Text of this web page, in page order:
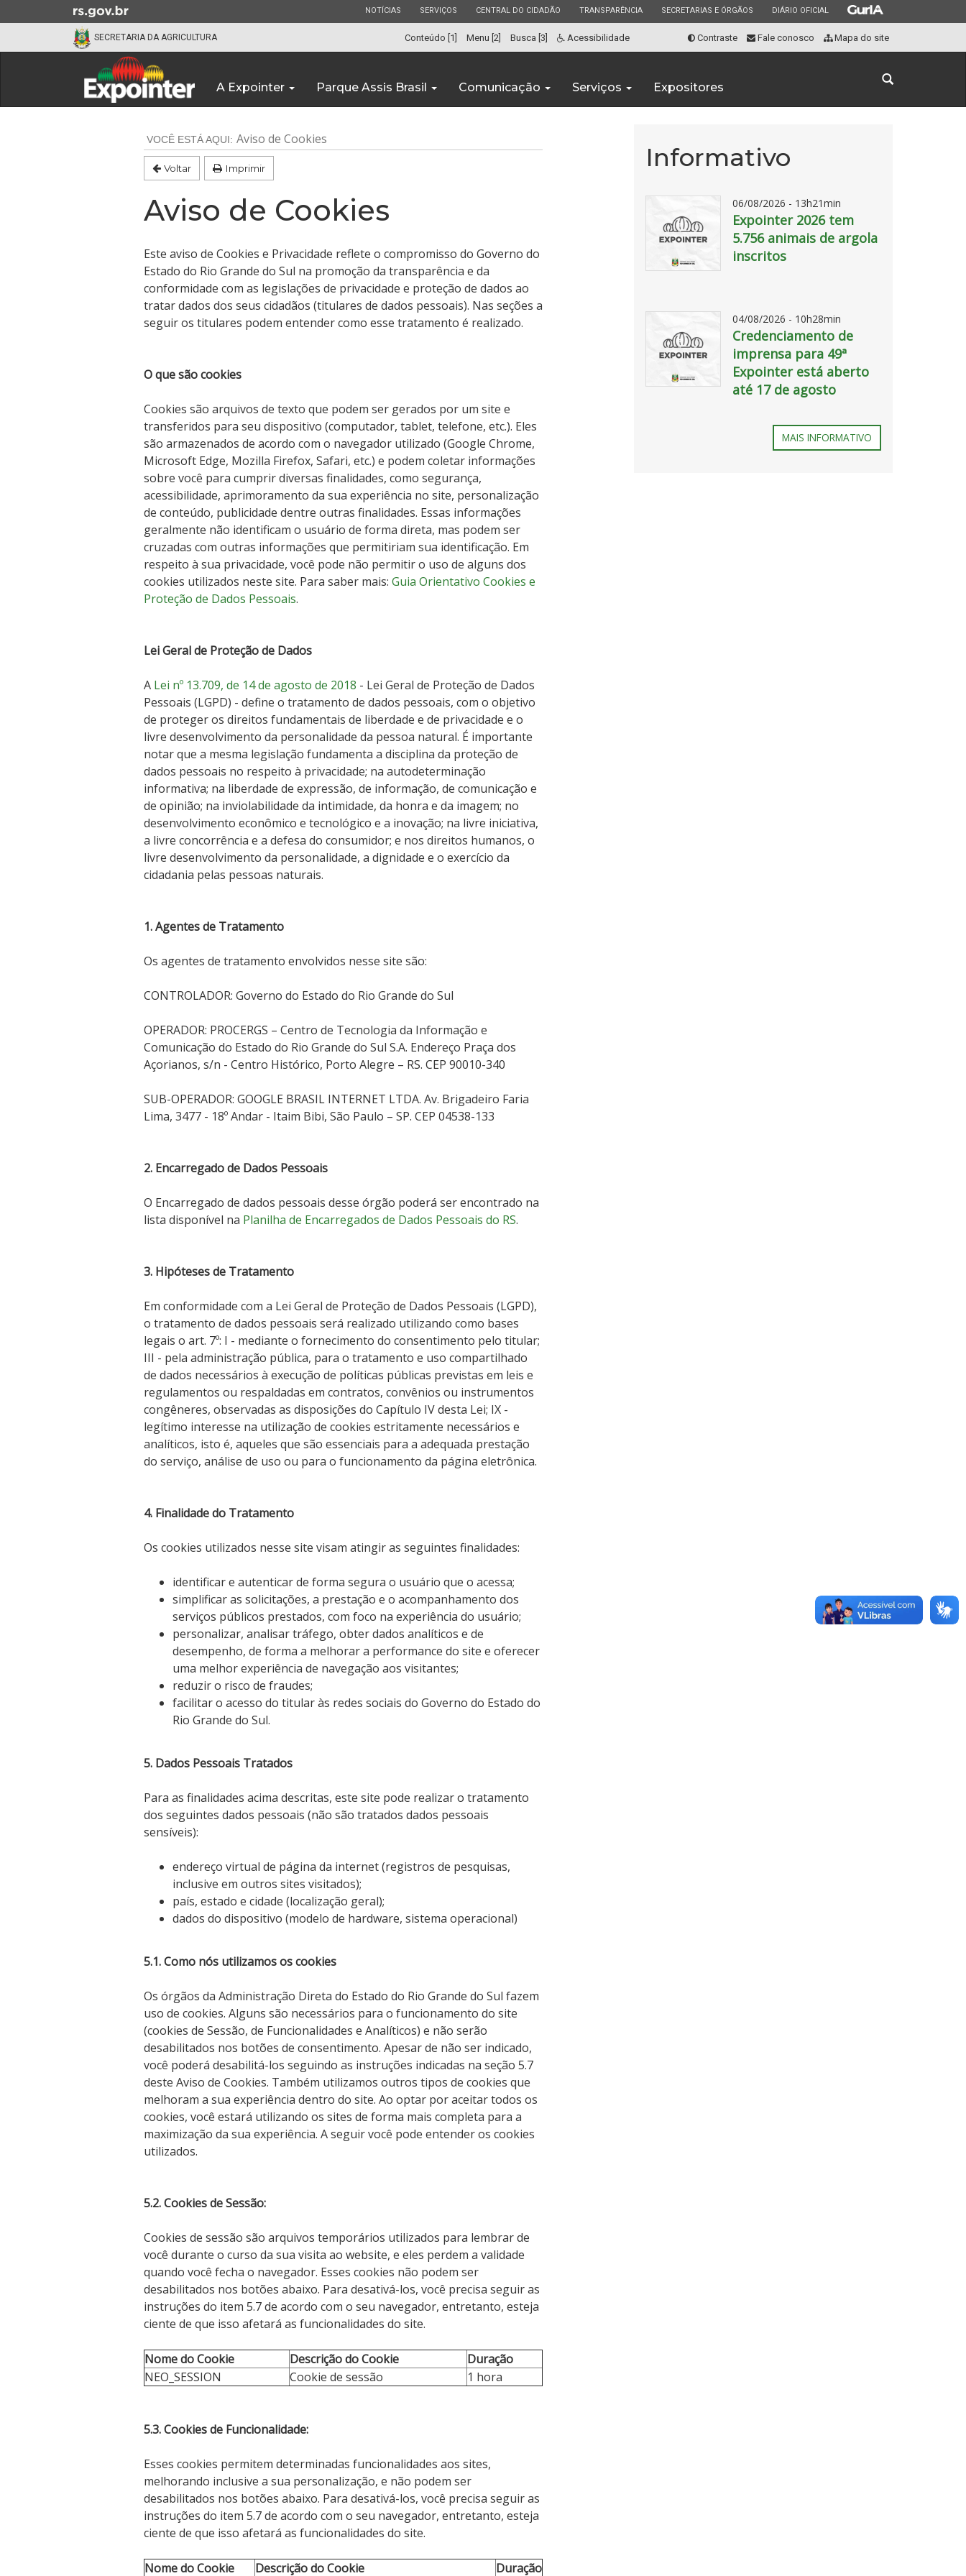
para
o
ESTADO
NOTÍCIAS ESTADO
SERVIÇOS ESTADO
CENTRAL DO CIDADÃO ESTADO
TRANSPARÊNCIA ESTADO
SECRETARIAS E ÓRGÃOS ESTADO
DIÁRIO OFICIAL ESTADO
SECRETARIA DA AGRICULTURA Conteúdo [1] Menu [2] Busca [3] Acessibilidade Contraste Fale conosco Mapa do site
Abrir
menu
A Expointer Parque Assis Brasil Comunicação Serviços Expositores
Aviso de Cookies
Voltar Imprimir
Aviso de Cookies
Este aviso de Cookies e Privacidade reflete o compromisso do Governo do
Estado do Rio Grande do Sul na promoção da transparência e da
conformidade com as legislações de privacidade e proteção de dados ao
tratar dados dos seus cidadãos (titulares de dados pessoais). Nas seções a
seguir os titulares podem entender como esse tratamento é realizado.
O que são cookies
Cookies são arquivos de texto que podem ser gerados por um site e
transferidos para seu dispositivo (computador, tablet, telefone, etc.). Eles
são armazenados de acordo com o navegador utilizado (Google Chrome,
Microsoft Edge, Mozilla Firefox, Safari, etc.) e podem coletar informações
sobre você para cumprir diversas finalidades, como segurança,
acessibilidade, aprimoramento da sua experiência no site, personalização
de conteúdo, publicidade dentre outras finalidades. Essas informações
geralmente não identificam o usuário de forma direta, mas podem ser
cruzadas com outras informações que permitiriam sua identificação. Em
respeito à sua privacidade, você pode não permitir o uso de alguns dos
cookies utilizados neste site. Para saber mais: Guia Orientativo Cookies e
Proteção de Dados Pessoais.
Lei Geral de Proteção de Dados
A Lei nº 13.709, de 14 de agosto de 2018 - Lei Geral de Proteção de Dados
Pessoais (LGPD) - define o tratamento de dados pessoais, com o objetivo
de proteger os direitos fundamentais de liberdade e de privacidade e o
livre desenvolvimento da personalidade da pessoa natural. É importante
notar que a mesma legislação fundamenta a disciplina da proteção de
dados pessoais no respeito à privacidade; na autodeterminação
informativa; na liberdade de expressão, de informação, de comunicação e
de opinião; na inviolabilidade da intimidade, da honra e da imagem; no
desenvolvimento econômico e tecnológico e a inovação; na livre iniciativa,
a livre concorrência e a defesa do consumidor; e nos direitos humanos, o
livre desenvolvimento da personalidade, a dignidade e o exercício da
cidadania pelas pessoas naturais.
1. Agentes de Tratamento
Os agentes de tratamento envolvidos nesse site são:
CONTROLADOR: Governo do Estado do Rio Grande do Sul
OPERADOR: PROCERGS – Centro de Tecnologia da Informação e
Comunicação do Estado do Rio Grande do Sul S.A. Endereço Praça dos
Açorianos, s/n - Centro Histórico, Porto Alegre – RS. CEP 90010-340
SUB-OPERADOR: GOOGLE BRASIL INTERNET LTDA. Av. Brigadeiro Faria
Lima, 3477 - 18º Andar - Itaim Bibi, São Paulo – SP. CEP 04538-133
2. Encarregado de Dados Pessoais
O Encarregado de dados pessoais desse órgão poderá ser encontrado na
lista disponível na Planilha de Encarregados de Dados Pessoais do RS.
3. Hipóteses de Tratamento
Em conformidade com a Lei Geral de Proteção de Dados Pessoais (LGPD),
o tratamento de dados pessoais será realizado utilizando como bases
legais o art. 7º: I - mediante o fornecimento do consentimento pelo titular;
III - pela administração pública, para o tratamento e uso compartilhado
de dados necessários à execução de políticas públicas previstas em leis e
regulamentos ou respaldadas em contratos, convênios ou instrumentos
congêneres, observadas as disposições do Capítulo IV desta Lei; IX -
legítimo interesse na utilização de cookies estritamente necessários e
analíticos, isto é, aqueles que são essenciais para a adequada prestação
do serviço, análise de uso ou para o funcionamento da página eletrônica.
4. Finalidade do Tratamento
Os cookies utilizados nesse site visam atingir as seguintes finalidades:
identificar e autenticar de forma segura o usuário que o acessa;
simplificar as solicitações, a prestação e o acompanhamento dos
serviços públicos prestados, com foco na experiência do usuário;
personalizar, analisar tráfego, obter dados analíticos e de
desempenho, de forma a melhorar a performance do site e oferecer
uma melhor experiência de navegação aos visitantes;
reduzir o risco de fraudes;
facilitar o acesso do titular às redes sociais do Governo do Estado do
Rio Grande do Sul.
5. Dados Pessoais Tratados
Para as finalidades acima descritas, este site pode realizar o tratamento
dos seguintes dados pessoais (não são tratados dados pessoais
sensíveis):
endereço virtual de página da internet (registros de pesquisas,
inclusive em outros sites visitados);
país, estado e cidade (localização geral);
dados do dispositivo (modelo de hardware, sistema operacional)
5.1. Como nós utilizamos os cookies
Os órgãos da Administração Direta do Estado do Rio Grande do Sul fazem
uso de cookies. Alguns são necessários para o funcionamento do site
(cookies de Sessão, de Funcionalidades e Analíticos) e não serão
desabilitados nos botões de consentimento. Apesar de não ser indicado,
você poderá desabilitá-los seguindo as instruções indicadas na seção 5.7
deste Aviso de Cookies. Também utilizamos outros tipos de cookies que
melhoram a sua experiência dentro do site. Ao optar por aceitar todos os
cookies, você estará utilizando os sites de forma mais completa para a
maximização da sua experiência. A seguir você pode entender os cookies
utilizados.
5.2. Cookies de Sessão:
Cookies de sessão são arquivos temporários utilizados para lembrar de
você durante o curso da sua visita ao website, e eles perdem a validade
quando você fecha o navegador. Esses cookies não podem ser
desabilitados nos botões abaixo. Para desativá-los, você precisa seguir as
instruções do item 5.7 de acordo com o seu navegador, entretanto, esteja
ciente de que isso afetará as funcionalidades do site.
Nome do Cookie Descrição do Cookie
Duração
NEO_SESSION
Cookie de sessão 1 hora
5.3. Cookies de Funcionalidade:
Esses cookies permitem determinadas funcionalidades aos sites,
melhorando inclusive a sua personalização, e não podem ser
desabilitados nos botões abaixo. Para desativá-los, você precisa seguir as
instruções do item 5.7 de acordo com o seu navegador, entretanto, esteja
ciente de que isso afetará as funcionalidades do site.
Nome do Cookie Descrição do Cookie Duração
Informativo
Image
at
06/08/2026 - 13h21min
Expointer 2026 tem
5.756 animais de argola
inscritos
04/08/2026 - 10h28min
Credenciamento de
imprensa para 49ª
Expointer está aberto
até 17 de agosto
MAIS INFORMATIVO